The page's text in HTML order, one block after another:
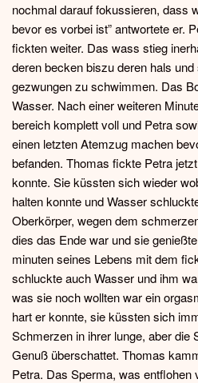
nochmal darauf fokussieren, dass
bevor es vorbei ist” antwortete er.
fickten weiter. Das wass stieg
deren becken biszu deren hals
gezwungen zu schwimmen. Das
Wasser. Nach einer weiteren
bereich komplett voll und Petra
einen letzten Atemzug machen
befanden. Thomas fickte Petra
konnte. Sie küssten sich wieder
halten konnte und Wasser
Oberkörper, wegen dem
dies das Ende war und sie
minuten seines Lebens mit dem
schluckte auch Wasser und ihm
was sie noch wollten war ein
hart er konnte, sie küssten sich
Schmerzen in ihrer lunge, aber die
Genuß überschattet. Thomas
Petra. Das Sperma, was